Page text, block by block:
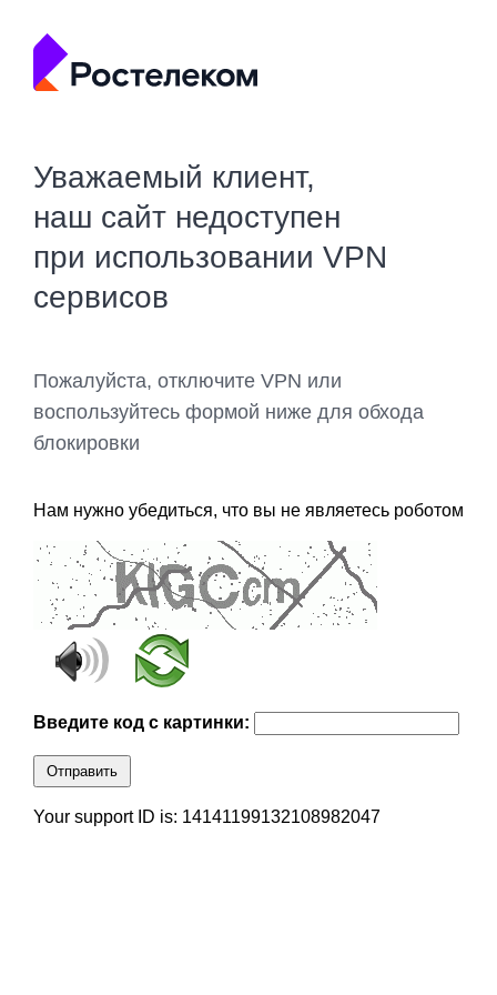
Уважаемый клиент,
наш сайт недоступен
при использовании VPN
сервисов
Пожалуйста, отключите VPN или
воспользуйтесь формой ниже для обхода
блокировки
Нам нужно убедиться, что вы не являетесь роботом
Введите код с картинки:
Отправить
Your support ID is: 14141199132108982047